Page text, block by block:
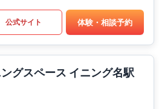
公式サイト 体験・相談予約
グスペース イニング名駅